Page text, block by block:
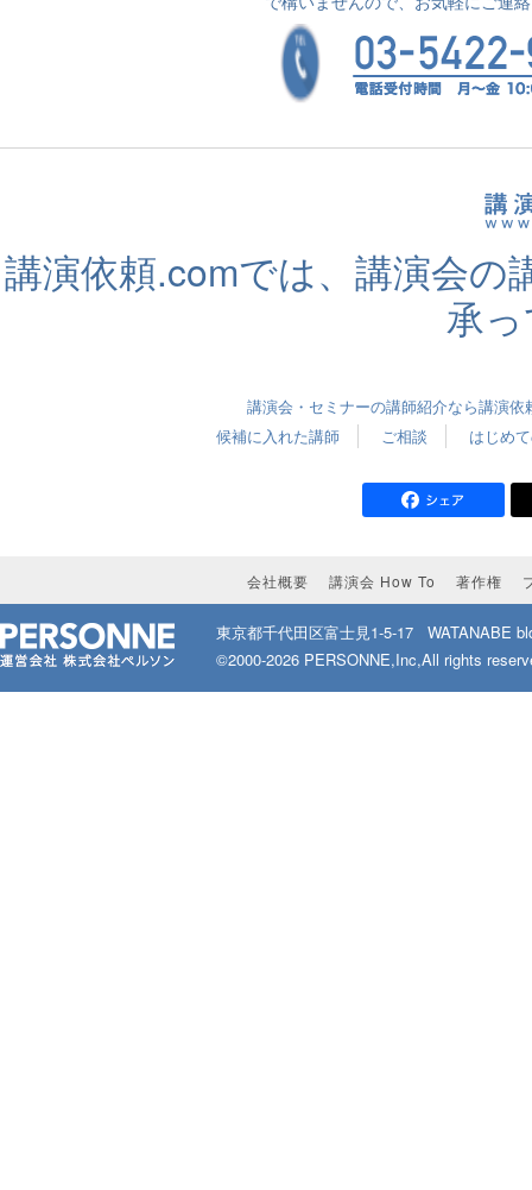
講演依頼.comでは、講演会の
承
講演会・セミナーの講師紹介なら講演依
候補に入れた講師
ご相談 はじめ
会社概要 講演会 How To 著作権
東京都千代田区富士見1-5-17
WATANABE
©2000-2026 PERSONNE,Inc,All rights